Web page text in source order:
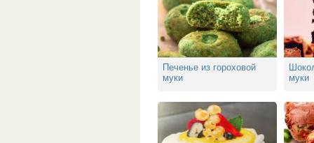
Печенье из гороховой
муки
муки